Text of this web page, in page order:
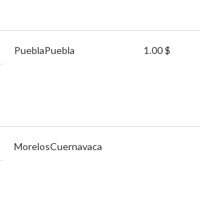
PueblaPuebla 1.00 $
MorelosCuernavaca